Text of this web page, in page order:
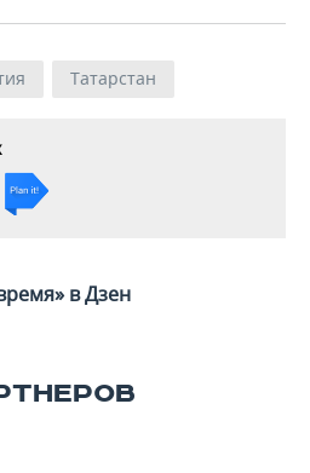
Татарстан
в Дзен